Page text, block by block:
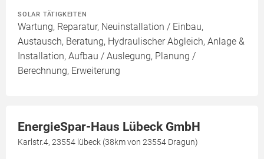
SOLAR TÄTIGKEITEN
Wartung, Reparatur, Neuinstallation / Einbau,
Austausch, Beratung, Hydraulischer Abgleich, Anlage &
Installation, Aufbau / Auslegung, Planung /
Berechnung, Erweiterung
EnergieSpar-Haus Lübeck GmbH
Karlstr.4, 23554 lübeck (38km von 23554 Dragun)